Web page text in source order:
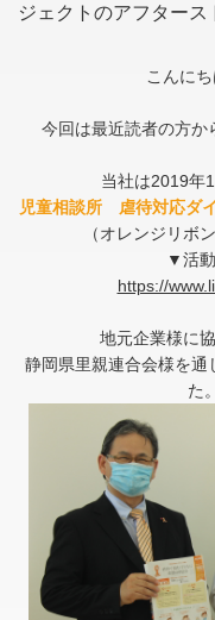
ジェクトのアフタース
こんに
今回は最近読者の方か
当社は2019年
児童相談所 虐待対応ダ
（オレンジリボ
▼活
https://
地元企業様に
静岡県里親連合会様を通
た